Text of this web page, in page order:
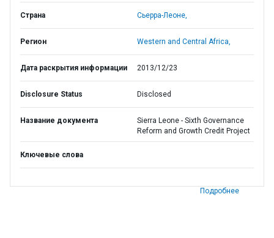
Страна Сьерра-Леоне,
Регион Western and Central Africa,
Дата раскрытия информации 2013/12/23
Disclosure Status Disclosed
Название документа
Sierra Leone - Sixth Governance
Reform and Growth Credit Project
Ключевые слова
Подробнее